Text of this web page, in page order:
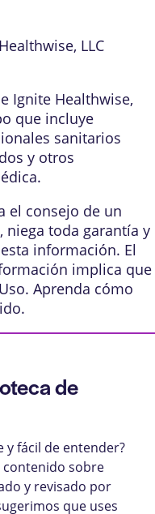
LLC
Ignite Healthwise,
que incluye
sanitarios
y otros
el consejo de un
niega toda garantía y
información. El
implica que
. Aprenda cómo
.
de
y fácil de entender?
contenido sobre
y revisado por
que uses